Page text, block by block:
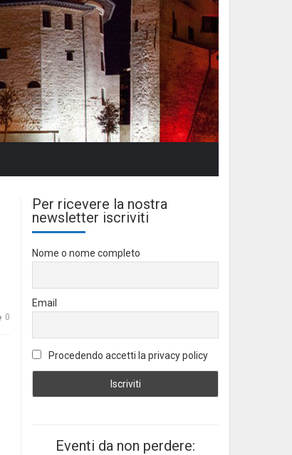
0
Per ricevere la nostra
newsletter iscriviti
Nome o nome completo
Email
Procedendo accetti la privacy policy
Eventi da non perdere: